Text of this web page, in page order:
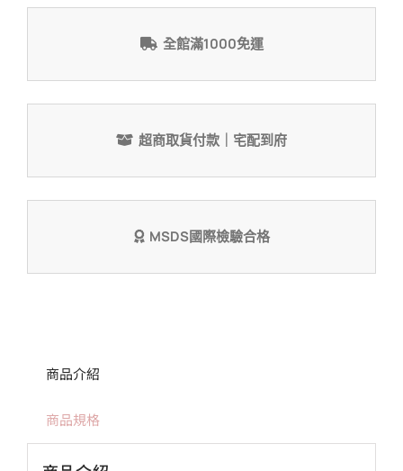
全館滿1000免運
超商取貨付款｜宅配到府
MSDS國際檢驗合格
商品介紹
商品規格